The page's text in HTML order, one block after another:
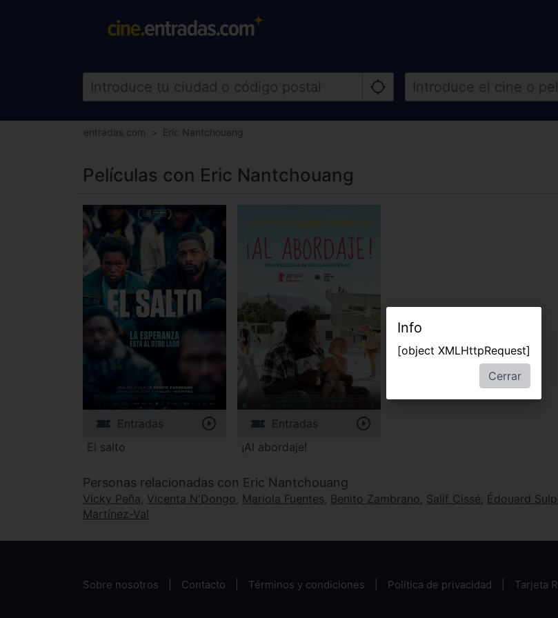
entradas.com Eric Nantchouang
Películas con Eric Nantchouang
Entradas
El salto
Entradas
¡Al abordaje!
Personas relacionadas con Eric Nantchouang
Vicky Peña, Vicenta N'Dongo, Mariola Fuentes, Benito Zambrano, Salif Cissé, Édouard
Martínez-Val
Sobre nosotros Contacto Términos y condiciones Política de privacidad Tarjeta
Info
[object XMLHttpRequest]
Cerrar